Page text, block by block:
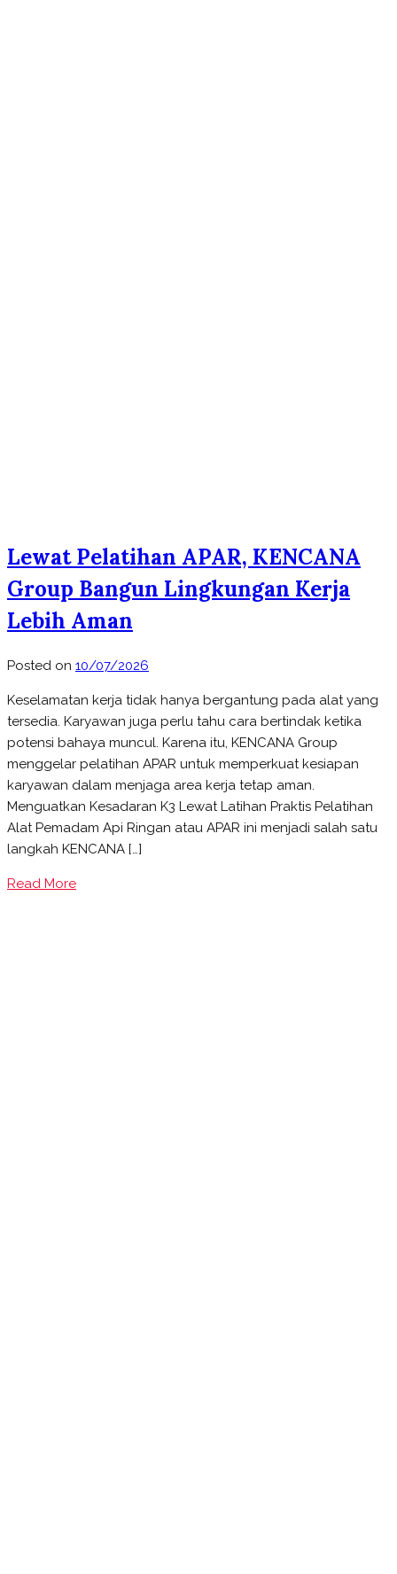
Lewat Pelatihan APAR, KENCANA
Group Bangun Lingkungan Kerja
Lebih Aman
Posted on 10/07/2026
Keselamatan kerja tidak hanya bergantung pada alat yang
tersedia. Karyawan juga perlu tahu cara bertindak ketika
potensi bahaya muncul. Karena itu, KENCANA Group
menggelar pelatihan APAR untuk memperkuat kesiapan
karyawan dalam menjaga area kerja tetap aman.
Menguatkan Kesadaran K3 Lewat Latihan Praktis Pelatihan
Alat Pemadam Api Ringan atau APAR ini menjadi salah satu
langkah KENCANA […]
Read More